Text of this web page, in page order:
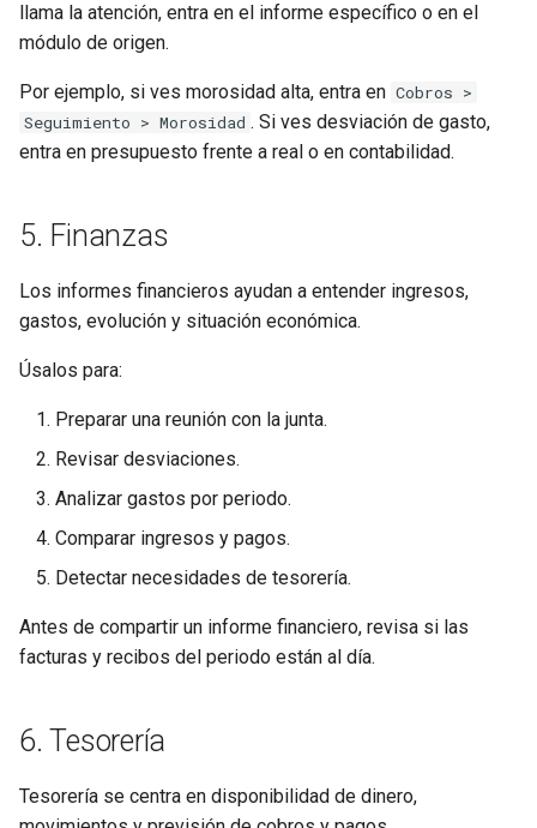
llama la atención, entra en el informe específico o en el
módulo de origen.
Por ejemplo, si ves morosidad alta, entra en Cobros >
Seguimiento > Morosidad . Si ves desviación de gasto,
entra en presupuesto frente a real o en contabilidad.
5. Finanzas
Los informes financieros ayudan a entender ingresos,
gastos, evolución y situación económica.
Úsalos para:
Preparar una reunión con la junta.
Revisar desviaciones.
Analizar gastos por periodo.
Comparar ingresos y pagos.
Detectar necesidades de tesorería.
Antes de compartir un informe financiero, revisa si las
facturas y recibos del periodo están al día.
6. Tesorería
Tesorería se centra en disponibilidad de dinero,